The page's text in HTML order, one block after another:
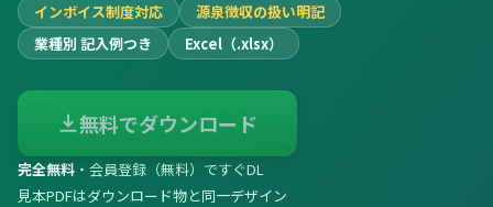
インボイス制度対応
源泉徴収の扱い明記
業種別 記入例つき
Excel（.xlsx）
無料でダウンロード
完全無料 ・会員登録（無料）ですぐDL
見本PDFはダウンロード物と同一デザイン